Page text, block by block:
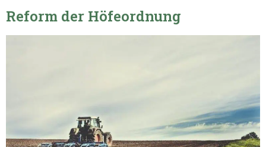
Reform der Höfeordnung